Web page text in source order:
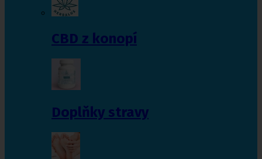
CBD z konopí
Doplňky stravy